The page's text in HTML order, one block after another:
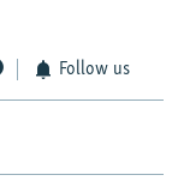
Follow us